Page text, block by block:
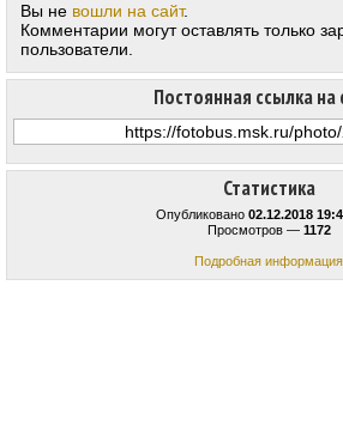
Статистика
Опубликовано 02.12.2018
Просмотров — 1172
Подробная информация
Постоянная ссылка
Вы не вошли на сайт.
Комментарии могут оставлять только
пользователи.